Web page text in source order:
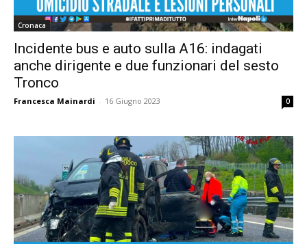
Cronaca
Incidente bus e auto sulla A16: indagati
anche dirigente e due funzionari del sesto
Tronco
Francesca Mainardi - 16 Giugno 2023 0